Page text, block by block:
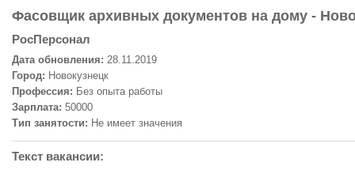
Фасовщик архивных документов на дому -
РосПерсонал
Дата обновления: 28.11.2019
Город: Новокузнецк
Профессия: Без опыта работы
Зарплата: 50000
Тип занятости: Не имеет значения
Текст вакансии: